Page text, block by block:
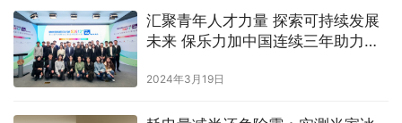
汇聚青年人才力量 探索可持续发展
未来 保乐力加中国连续三年助力气
2024年3月19日